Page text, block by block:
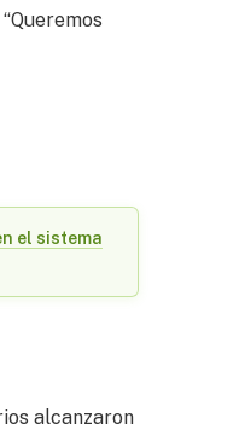
el sistema
alcanzaron